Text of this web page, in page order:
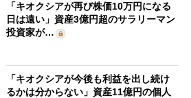
「キオクシアが再び株価10万円になる
日は遠い」資産3億円超のサラリーマン
投資家が…
「キオクシアが今後も利益を出し続け
るかは分からない」資産11億円の個人